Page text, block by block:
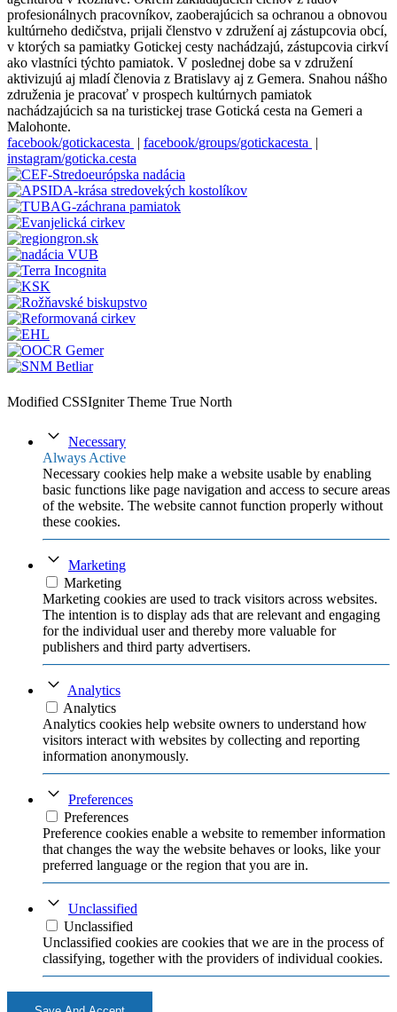
profesionálnych pracovníkov, zaoberajúcich sa ochranou a obnovou
kultúrneho dedičstva, prijali členstvo v združení aj zástupcovia obcí,
v ktorých sa pamiatky Gotickej cesty nachádzajú, zástupcovia cirkví
ako vlastníci týchto pamiatok. V poslednej dobe sa v združení
aktivizujú aj mladí členovia z Bratislavy aj z Gemera. Snahou nášho
združenia je pracovať v prospech kultúrnych pamiatok
nachádzajúcich sa na turistickej trase Gotická cesta na Gemeri a
Malohonte.
facebook/gotickacesta | facebook/groups/gotickacesta |
instagram/goticka.cesta
Modified CSSIgniter Theme True North
Necessary
Always Active
Necessary cookies help make a website usable by enabling
basic functions like page navigation and access to secure areas
of the website. The website cannot function properly without
these cookies.
Marketing
Marketing
Marketing cookies are used to track visitors across websites.
The intention is to display ads that are relevant and engaging
for the individual user and thereby more valuable for
publishers and third party advertisers.
Analytics
Analytics
Analytics cookies help website owners to understand how
visitors interact with websites by collecting and reporting
information anonymously.
Preferences
Preferences
Preference cookies enable a website to remember information
that changes the way the website behaves or looks, like your
preferred language or the region that you are in.
Unclassified
Unclassified
Unclassified cookies are cookies that we are in the process of
classifying, together with the providers of individual cookies.